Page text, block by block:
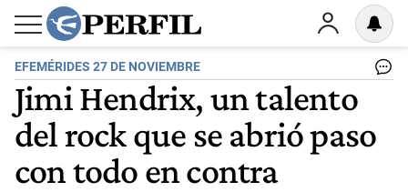
EFEMÉRIDES 27 DE NOVIEMBRE
Jimi Hendrix, un talento
del rock que se abrió paso
con todo en contra